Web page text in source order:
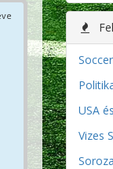
Soccer
USA
Vizes